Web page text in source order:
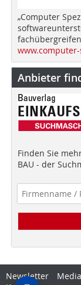
„Computer
Anbieter
Finden Sie
BAU - der
Newsletter